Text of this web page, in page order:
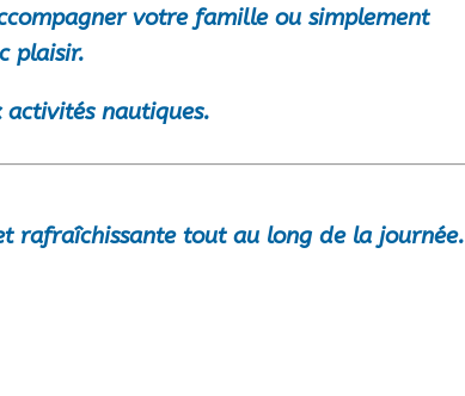
votre famille ou simplement
plaisir.
nautiques.
rafraîchissante tout au long de la journée.